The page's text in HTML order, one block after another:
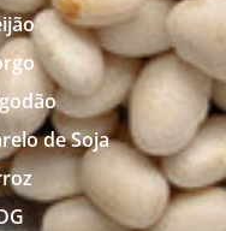
de Soja